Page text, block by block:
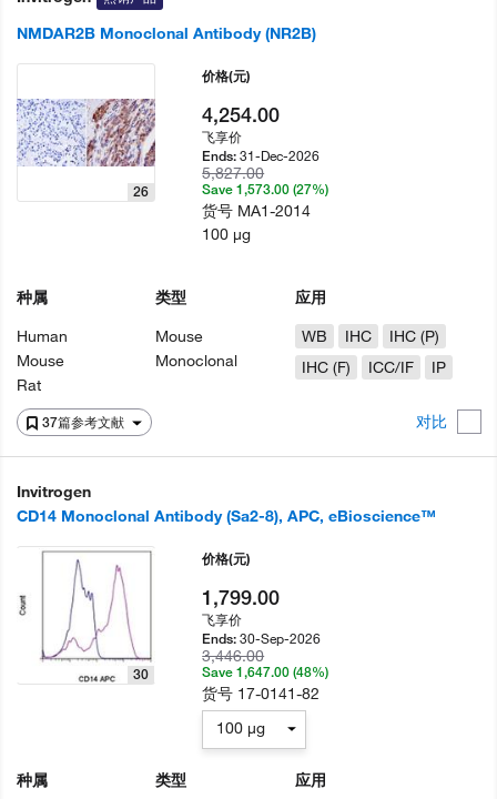
NMDAR2B Monoclonal Antibody (NR2B)
37篇参考文献 对比
26
种属
Human
Mouse
Rat
类型
Mouse
Monoclonal
应用
WB
IHC
IHC (P)
IHC (F)
ICC/IF IP
价格(元)
4,254.00
飞享价
Ends:31-Dec-2026
5,827.00
Save 1,573.00 (27%)
货号 MA1-2014
100 µg
Invitrogen
CD14 Monoclonal Antibody (Sa2-8), APC, eBioscience™
30
种属 类型 应用
价格(元)
1,799.00
飞享价
Ends:30-Sep-2026
3,446.00
Save 1,647.00 (48%)
货号 17-0141-82
100 µg